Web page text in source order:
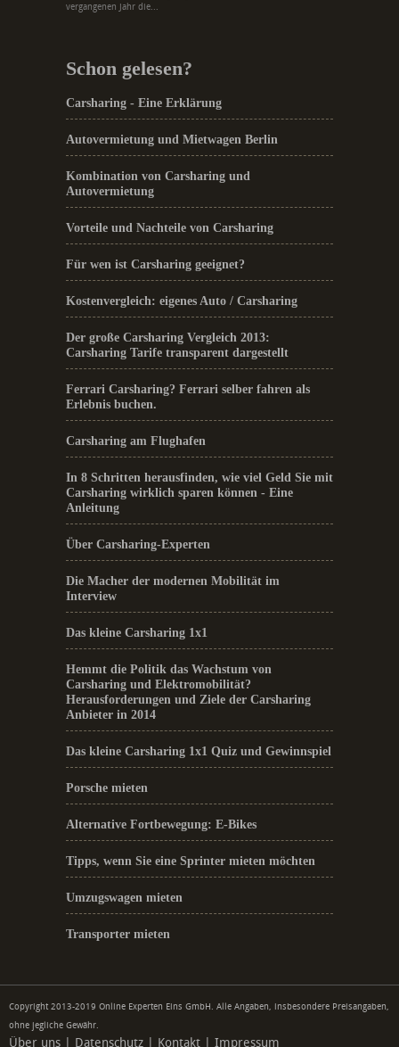
vergangenen Jahr die...
Schon gelesen?
Carsharing - Eine Erklärung
Autovermietung und Mietwagen Berlin
Kombination von Carsharing und
Autovermietung
Vorteile und Nachteile von Carsharing
Für wen ist Carsharing geeignet?
Kostenvergleich: eigenes Auto / Carsharing
Der große Carsharing Vergleich 2013:
Carsharing Tarife transparent dargestellt
Ferrari Carsharing? Ferrari selber fahren als
Erlebnis buchen.
Carsharing am Flughafen
In 8 Schritten herausfinden, wie viel Geld Sie mit
Carsharing wirklich sparen können - Eine
Anleitung
Über Carsharing-Experten
Die Macher der modernen Mobilität im
Interview
Das kleine Carsharing 1x1
Hemmt die Politik das Wachstum von
Carsharing und Elektromobilität?
Herausforderungen und Ziele der Carsharing
Anbieter in 2014
Das kleine Carsharing 1x1 Quiz und Gewinnspiel
Porsche mieten
Alternative Fortbewegung: E-Bikes
Tipps, wenn Sie eine Sprinter mieten möchten
Umzugswagen mieten
Transporter mieten
Copyright 2013-2019 Online Experten Eins GmbH. Alle Angaben, insbesondere Preisangaben,
ohne jegliche Gewähr.
Über uns Datenschutz Kontakt Impressum